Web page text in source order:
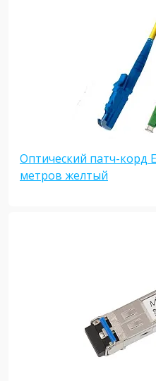
Оптический патч-корд
метров желтый